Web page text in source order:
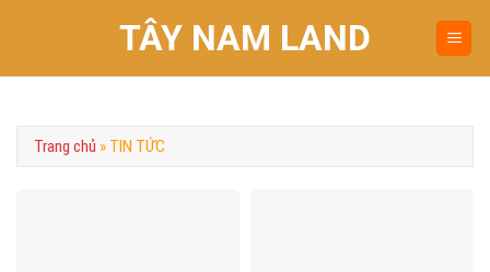
TÂY NAM LAND
Trang chủ » TIN TỨC